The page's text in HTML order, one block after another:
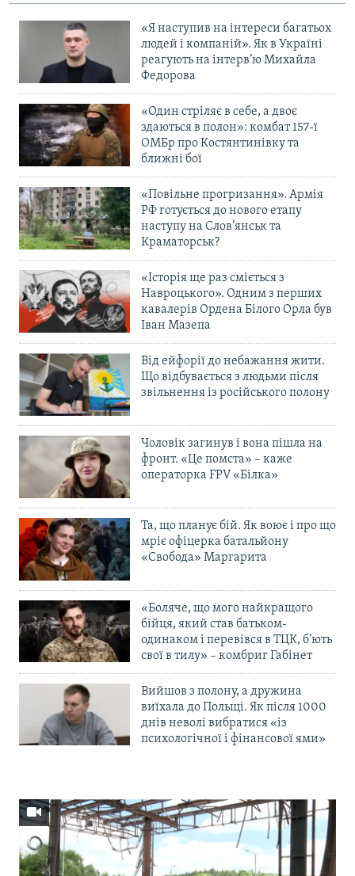
«Я наступив на інтереси багатьох
людей і компаній». Як в Україні
реагують на інтерв’ю Михайла
Федорова
«Один стріляє в себе, а двоє
здаються в полон»: комбат 157-ї
ОМБр про Костянтинівку та
ближні бої
«Повільне прогризання». Армія
РФ готується до нового етапу
наступу на Слов’янськ та
Краматорськ?
«Історія ще раз сміється з
Навроцького». Одним з перших
кавалерів Ордена Білого Орла був
Іван Мазепа
Від ейфорії до небажання жити.
Що відбувається з людьми після
звільнення із російського полону
Чоловік загинув і вона пішла на
фронт. «Це помста» – каже
операторка FPV «Білка»
Та, що планує бій. Як воює і про що
мріє офіцерка батальйону
«Свобода» Маргарита
«Боляче, що мого найкращого
бійця, який став батьком-
одинаком і перевівся в ТЦК, б’ють
свої в тилу» – комбриг Габінет
Вийшов з полону, а дружина
виїхала до Польщі. Як після 1000
днів неволі вибратися «із
психологічної і фінансової ями»